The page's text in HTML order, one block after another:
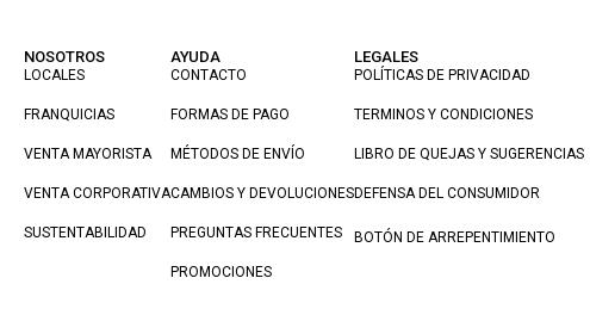
NOSOTROS
LOCALES
FRANQUICIAS
VENTA MAYORISTA
VENTA CORPORATIVA
SUSTENTABILIDAD
AYUDA
CONTACTO
FORMAS DE PAGO
MÉTODOS DE ENVÍO
CAMBIOS Y DEVOLUCIONES
PREGUNTAS FRECUENTES
PROMOCIONES
LEGALES
POLÍTICAS DE PRIVACIDAD
TERMINOS Y CONDICIONES
LIBRO DE QUEJAS Y SUGERENCIAS
DEFENSA DEL CONSUMIDOR
BOTÓN DE ARREPENTIMIENTO